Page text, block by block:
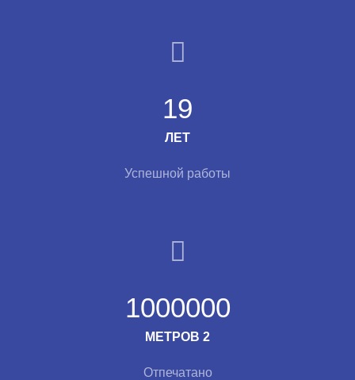
19
ЛЕТ
Успешной работы
1000000
МЕТРОВ 2
Отпечатано